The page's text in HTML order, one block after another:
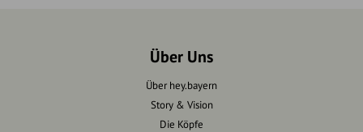
Über Uns
Über hey.bayern
Story & Vision
Die Köpfe